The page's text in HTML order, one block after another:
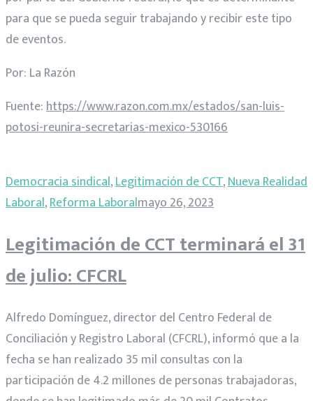
para que se pueda seguir trabajando y recibir este tipo
de eventos.
Por: La Razón
Fuente:https://www.razon.com.mx/estados/san-luis-
potosi-reunira-secretarias-mexico-530166
Democracia sindical,Legitimación de CCT,Nueva Realidad
Laboral,Reforma Laboralmayo 26, 2023
Legitimación de CCT terminará el 31
de julio: CFCRL
Alfredo Domínguez, director del Centro Federal de
Conciliación y Registro Laboral (CFCRL), informó que a la
fecha se han realizado 35 mil consultas con la
participación de 4.2 millones de personas trabajadoras,